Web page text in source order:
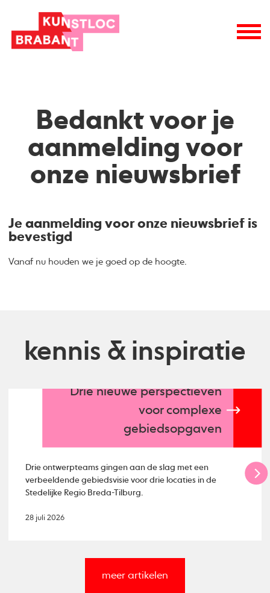
Bedankt voor je
aanmelding voor
onze nieuwsbrief
Je aanmelding voor onze nieuwsbrief is
bevestigd
Vanaf nu houden we je goed op de hoogte.
kennis & inspiratie
Drie nieuwe perspectieven
voor complexe
gebiedsopgaven
Drie ontwerpteams gingen aan de slag met een
verbeeldende gebiedsvisie voor drie locaties in de
Stedelijke Regio Breda-Tilburg.
28 juli 2026
meer artikelen